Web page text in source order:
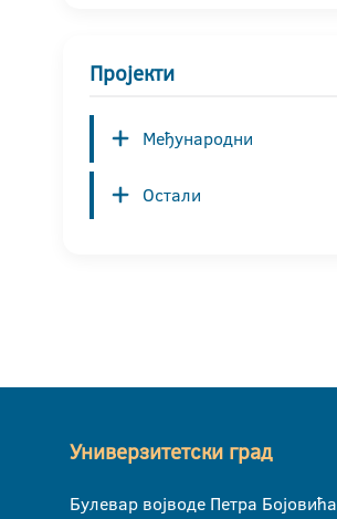
Пројекти
Међународни
Остали
Универзитетски град
Булевар војводе Петра Бојовића